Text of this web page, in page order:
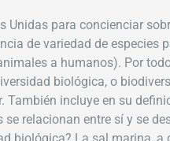
para concienciar
de variedad de especies
a humanos). Por
biológica, o
También incluye en su
relacionan entre sí y se